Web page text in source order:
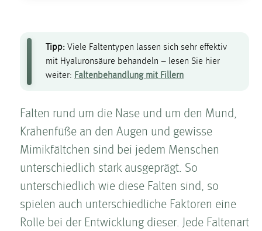
Tipp: Viele Falten­typen lassen sich sehr effektiv
mit Hyaluronsäure behandeln – lesen Sie hier
weiter: Falten­behandlung mit Fillern
Falten­ rund um die Nase und um den Mund,
Krähenfüße an den Augen und gewisse
Mimikfältchen sind bei jedem Menschen
unterschiedlich stark ausgeprägt. So
unterschiedlich wie diese Falten­ sind, so
spielen auch unterschiedliche Faktoren eine
Rolle bei der Entwicklung dieser. Jede Falten­art